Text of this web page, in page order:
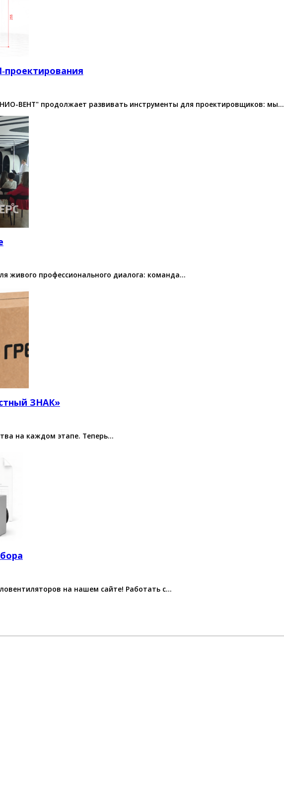
ВЕНТ" продолжает развивать инструменты для проектировщиков: мы…
живого профессионального диалога: команда…
ЗНАК»
на каждом этапе. Теперь…
на нашем сайте! Работать с…